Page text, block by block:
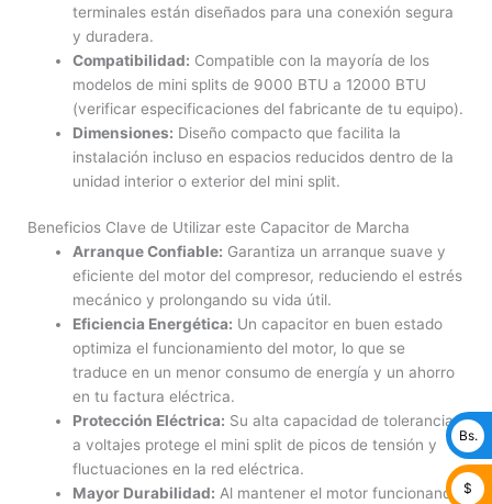
terminales están diseñados para una conexión segura
y duradera.
Compatibilidad: Compatible con la mayoría de los
modelos de mini splits de 9000 BTU a 12000 BTU
(verificar especificaciones del fabricante de tu equipo).
Dimensiones: Diseño compacto que facilita la
instalación incluso en espacios reducidos dentro de la
unidad interior o exterior del mini split.
Beneficios Clave de Utilizar este Capacitor de Marcha
Arranque Confiable: Garantiza un arranque suave y
eficiente del motor del compresor, reduciendo el estrés
mecánico y prolongando su vida útil.
Eficiencia Energética: Un capacitor en buen estado
optimiza el funcionamiento del motor, lo que se
traduce en un menor consumo de energía y un ahorro
en tu factura eléctrica.
Protección Eléctrica: Su alta capacidad de tolerancia
a voltajes protege el mini split de picos de tensión y
fluctuaciones en la red eléctrica.
Mayor Durabilidad: Al mantener el motor funcionando
Bs.
$